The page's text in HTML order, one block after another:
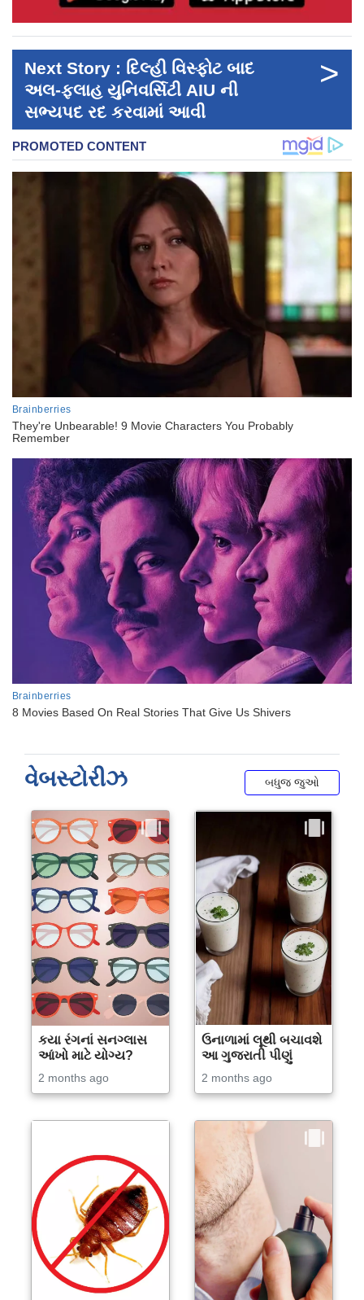
Next Story : દિલ્હી વિસ્ફોટ બાદ
અલ-ફલાહ યુનિવર્સિટી AIU ની
સભ્યપદ રદ કરવામાં આવી
>
વેબસ્ટોરીઝ બધુજ જુઓ
કયા રંગનાં સનગ્લાસ
આંખો માટે યોગ્ય?
2 months ago
ઉનાળામાં લૂથી બચાવશે
આ ગુજરાતી પીણું
2 months ago